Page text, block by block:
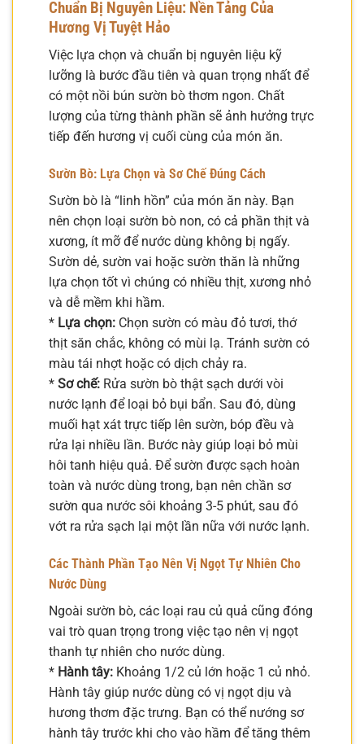
Chuẩn Bị Nguyên Liệu: Nền Tảng Của
Hương Vị Tuyệt Hảo
Việc lựa chọn và chuẩn bị nguyên liệu kỹ
lưỡng là bước đầu tiên và quan trọng nhất để
có một nồi bún sườn bò thơm ngon. Chất
lượng của từng thành phần sẽ ảnh hưởng trực
tiếp đến hương vị cuối cùng của món ăn.
Sườn Bò: Lựa Chọn và Sơ Chế Đúng Cách
Sườn bò là “linh hồn” của món ăn này. Bạn
nên chọn loại sườn bò non, có cả phần thịt và
xương, ít mỡ để nước dùng không bị ngấy.
Sườn dẻ, sườn vai hoặc sườn thăn là những
lựa chọn tốt vì chúng có nhiều thịt, xương nhỏ
và dễ mềm khi hầm.
* Lựa chọn: Chọn sườn có màu đỏ tươi, thớ
thịt săn chắc, không có mùi lạ. Tránh sườn có
màu tái nhợt hoặc có dịch chảy ra.
* Sơ chế: Rửa sườn bò thật sạch dưới vòi
nước lạnh để loại bỏ bụi bẩn. Sau đó, dùng
muối hạt xát trực tiếp lên sườn, bóp đều và
rửa lại nhiều lần. Bước này giúp loại bỏ mùi
hôi tanh hiệu quả. Để sườn được sạch hoàn
toàn và nước dùng trong, bạn nên chần sơ
sườn qua nước sôi khoảng 3-5 phút, sau đó
vớt ra rửa sạch lại một lần nữa với nước lạnh.
Các Thành Phần Tạo Nên Vị Ngọt Tự Nhiên Cho
Nước Dùng
Ngoài sườn bò, các loại rau củ quả cũng đóng
vai trò quan trọng trong việc tạo nên vị ngọt
thanh tự nhiên cho nước dùng.
* Hành tây: Khoảng 1/2 củ lớn hoặc 1 củ nhỏ.
Hành tây giúp nước dùng có vị ngọt dịu và
hương thơm đặc trưng. Bạn có thể nướng sơ
hành tây trước khi cho vào hầm để tăng thêm